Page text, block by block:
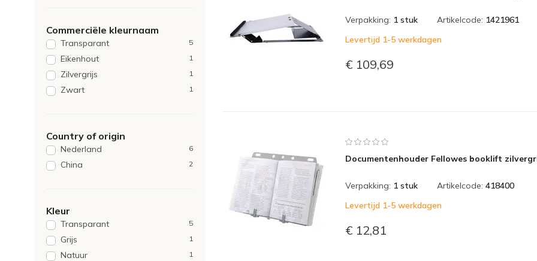
Commerciële kleurnaam
Transparant 5
Eikenhout 1
Zilvergrijs 1
Zwart 1
Country of origin
Nederland 6
China 2
Kleur
Transparant 5
Grijs 1
Natuur 1
Verpakking: 1 stuk Artikelcode: 1421961
Levertijd 1-5 werkdagen
€ 109,69
Documentenhouder Fellowes booklift
Verpakking: 1 stuk Artikelcode: 418400
Levertijd 1-5 werkdagen
€ 12,81